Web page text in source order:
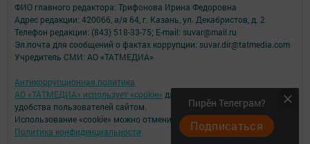
Пирӗн Телеграм?
Подписаться
ФИО главного редактора: Трифонова Ирина Федоровна
Адрес редакции: 420066, а/я 64, г. Казань, ул. Декабристов, д. 2
Телефон редакции: (843) 518-33-75; E-mail: suvar@mail.ru
Эл.почта для сообщений о фактах коррупции: suvar.dir@tatmedia.com
Учредитель СМИ: АО «ТАТМЕДИА»
Антикоррупционная политика
АО «ТАТМЕДИА» использует «cookie» для персонализации сервисов и
удобства пользователей сайтом.
Использование «cookie» можно отменить в настройках браузера.
Политика конфиденциальности